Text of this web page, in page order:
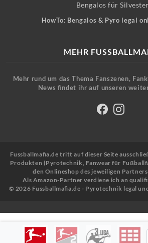
Bengalos für Silvester
HowTo: Bengalos & Pyro legal
MEHR
Mehr rund um das Thema Fanszenen,
News findet ihr auf unseren
Fussballmafia.de tritt auf dieser Seite
Produkten (Pyrotechnik, Fanwear für
den Onlineshop des jeweiligen
Als Amazon-Partner verdiene ich an
© 2026 Fussballmafia.de - Pyrotechnik legal